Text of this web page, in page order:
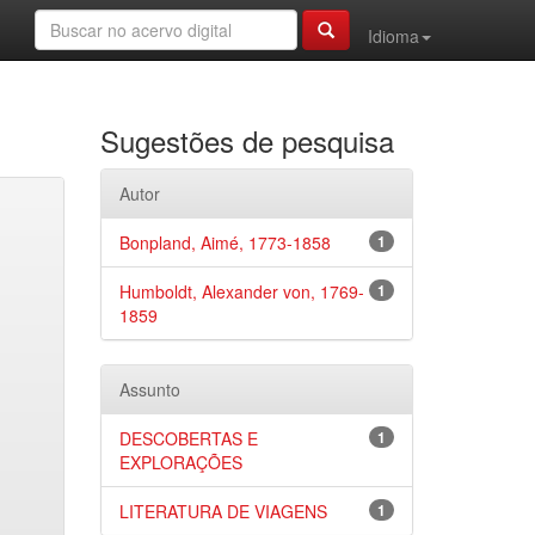
Idioma
Sugestões de pesquisa
Autor
1
Bonpland, Aimé, 1773-1858
1
Humboldt, Alexander von, 1769-
1859
Assunto
1
DESCOBERTAS E
EXPLORAÇÕES
1
LITERATURA DE VIAGENS